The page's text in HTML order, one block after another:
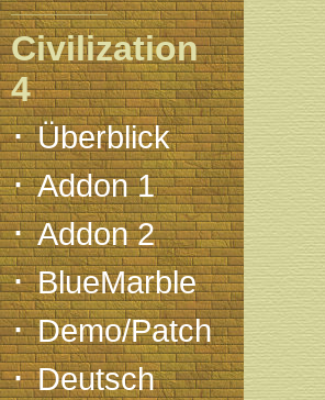
Civilization
4
·Überblick
·Addon 1
·Addon 2
·BlueMarble
·Demo/Patch
·Deutsch